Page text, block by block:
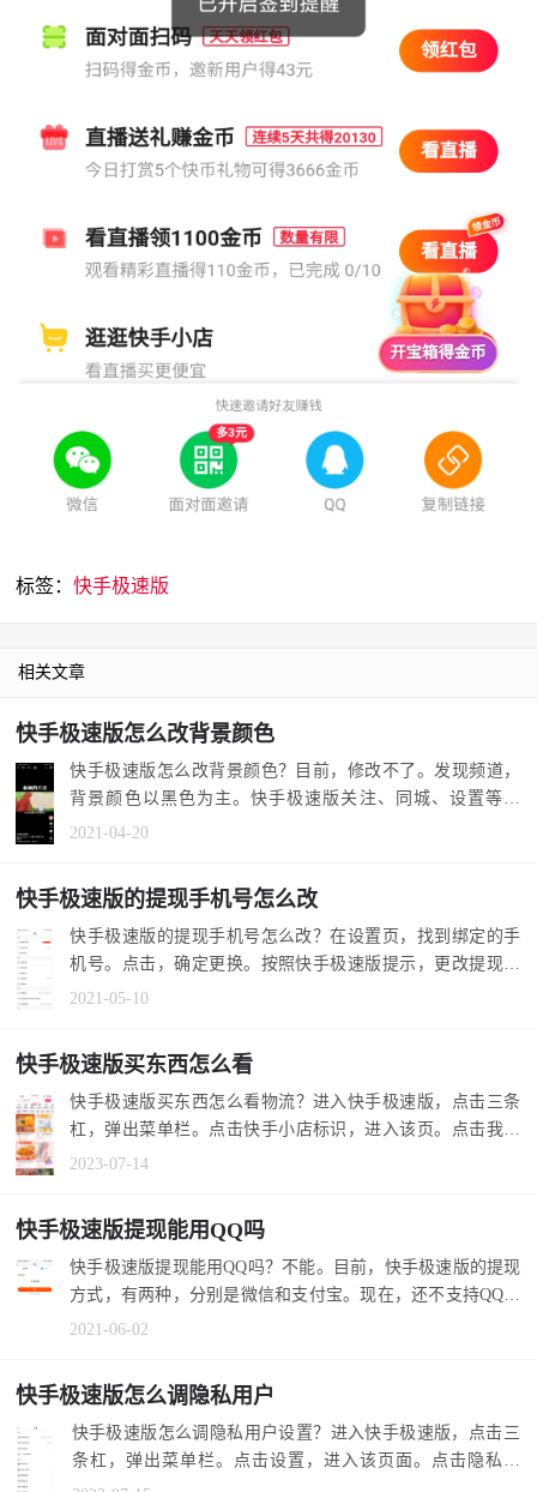
标签：快手极速版
相关文章
快手极速版怎么改背景颜色
快手极速版怎么改背景颜色？目前，修改不了。发现频道，
背景颜色以黑色为主。快手极速版关注、同城、设置等页
面，背景颜色多...
2021-04-20
快手极速版的提现手机号怎么改
快手极速版的提现手机号怎么改？在设置页，找到绑定的手
机号。点击，确定更换。按照快手极速版提示，更改提现手
机号。 1.在快...
2021-05-10
快手极速版买东西怎么看
快手极速版买东西怎么看物流？进入快手极速版，点击三条
杠，弹出菜单栏。点击快手小店标识，进入该页。点击我的
订单，选择待...
2023-07-14
快手极速版提现能用QQ吗
快手极速版提现能用QQ吗？不能。目前，快手极速版的提现
方式，有两种，分别是微信和支付宝。现在，还不支持QQ提
现。 1.我在快...
2021-06-02
快手极速版怎么调隐私用户
快手极速版怎么调隐私用户设置？进入快手极速版，点击三
条杠，弹出菜单栏。点击设置，进入该页面。点击隐私设
置，选择隐私用...